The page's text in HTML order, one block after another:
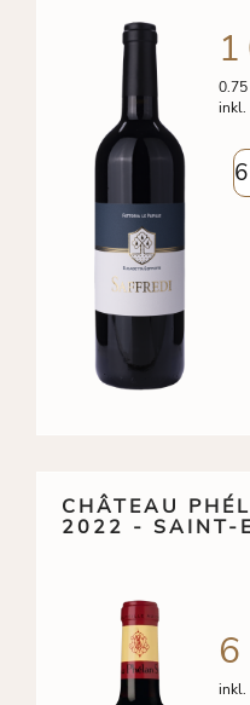
inkl.
CHÂTEAU
2022 - SAINT-
inkl.